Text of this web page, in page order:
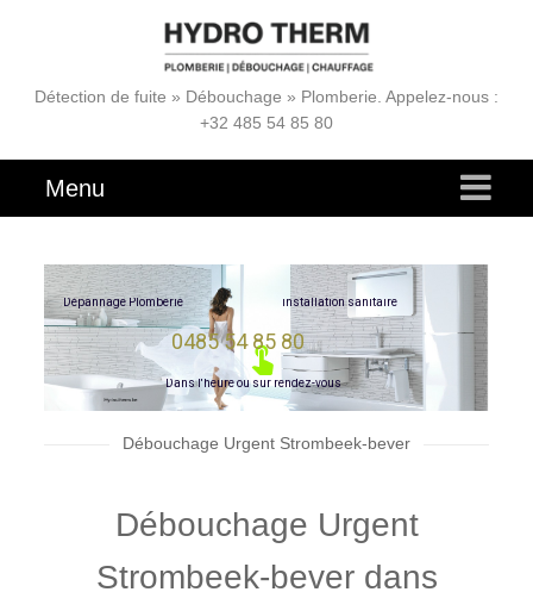
Détection de fuite » Débouchage » Plomberie. Appelez-nous :
+32 485 54 85 80
Menu
Dépannage Plomberie
0485 54 85 80
installation sanitaire
Dansl'heureousur rendez-vous
Débouchage Urgent Strombeek-bever
Débouchage Urgent
Strombeek-bever dans